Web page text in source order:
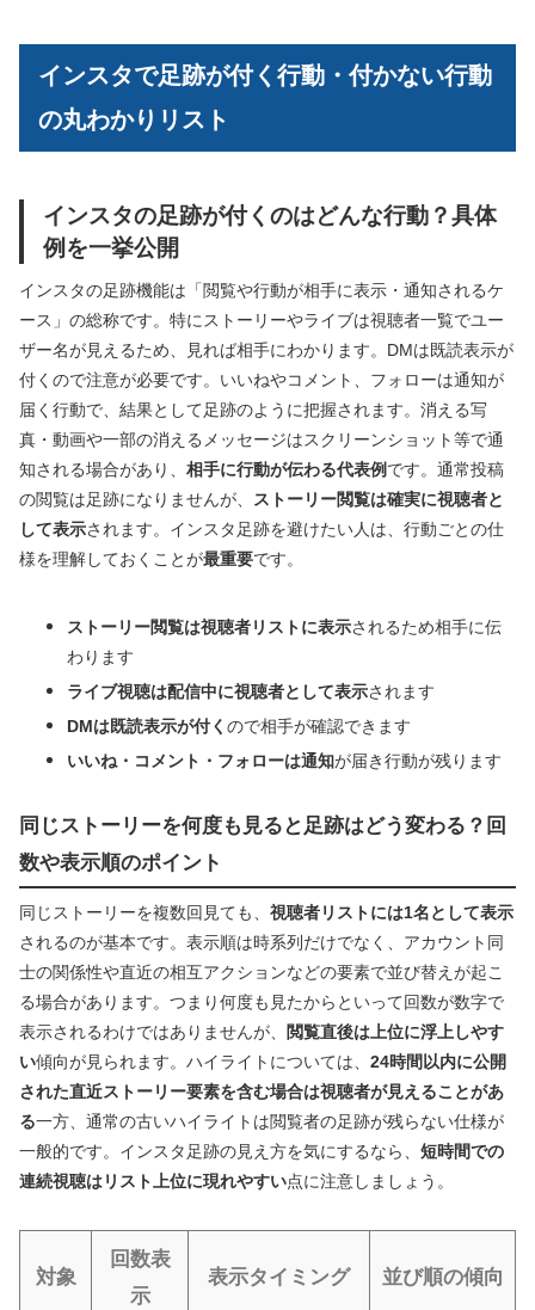
インスタで足跡が付く行動・付かない行動
の丸わかりリスト
インスタの足跡が付くのはどんな行動？具体
例を一挙公開
インスタの足跡機能は「閲覧や行動が相手に表示・通知されるケ
ース」の総称です。特にストーリーやライブは視聴者一覧でユー
ザー名が見えるため、見れば相手にわかります。DMは既読表示が
付くので注意が必要です。いいねやコメント、フォローは通知が
届く行動で、結果として足跡のように把握されます。消える写
真・動画や一部の消えるメッセージはスクリーンショット等で通
知される場合があり、 相手に行動が伝わる代表例です。通常投稿
の閲覧は足跡になりませんが、 ストーリー閲覧は確実に視聴者と
して表示されます。インスタ足跡を避けたい人は、行動ごとの仕
様を理解しておくことが最重要です。
ストーリー閲覧は視聴者リストに表示されるため相手に伝
わります
ライブ視聴は配信中に視聴者として表示されます
DMは既読表示が付く ので相手が確認できます
いいね・コメント・フォローは通知が届き行動が残ります
同じストーリーを何度も見ると足跡はどう変わる？回
数や表示順のポイント
同じストーリーを複数回見ても、 視聴者リストには1名として表示
されるのが基本です。表示順は時系列だけでなく、アカウント同
士の関係性や直近の相互アクションなどの要素で並び替えが起こ
る場合があります。つまり何度も見たからといって回数が数字で
表示されるわけではありませんが、
閲覧直後は上位に浮上しやす
い傾向が見られます。ハイライトについては、 24時間以内に公開
された直近ストーリー要素を含む場合は視聴者が見えることがあ
る一方、通常の古いハイライトは閲覧者の足跡が残らない仕様が
一般的です。インスタ足跡の見え方を気にするなら、 短時間での
連続視聴はリスト上位に現れやすい点に注意しましょう。
対象
回数表
示
表示タイミング 並び順の傾向